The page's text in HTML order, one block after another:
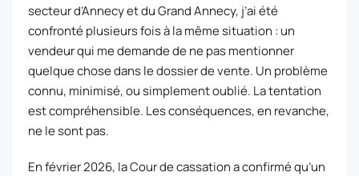
secteur d’Annecy et du Grand Annecy, j’ai été
confronté plusieurs fois à la même situation : un
vendeur qui me demande de ne pas mentionner
quelque chose dans le dossier de vente. Un problème
connu, minimisé, ou simplement oublié. La tentation
est compréhensible. Les conséquences, en revanche,
ne le sont pas.
En février 2026, la Cour de cassation a confirmé qu’un